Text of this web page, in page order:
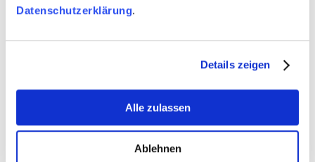
Datenschutzerklärung.
Details zeigen
Alle zulassen
Ablehnen
Was war beruflich eine überraschende Situation?
mal im Kundenterminen bin, lausche ich gespannt
der absolut gekonnten Rhetorik. Die ersten Male hat
es mich wirklich überrascht, wie anders meine PR
sprechen und ich applaudiere dem Skill. Auf jeden
Fall etwas, was ich hier unbedingt lernen möchte! Ich